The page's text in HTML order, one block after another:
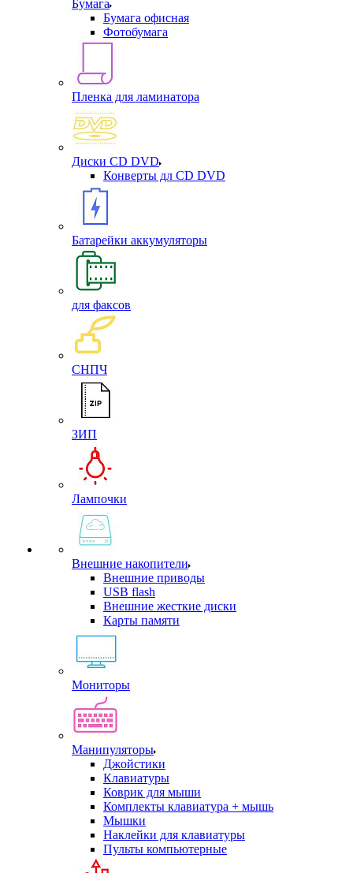
Бумага
Бумага офисная
Фотобумага
Пленка для ламинатора
Диски CD DVD
Конверты дл CD DVD
Батарейки аккумуляторы
для факсов
СНПЧ
ЗИП
Лампочки
Внешние накопители
Внешние приводы
USB flash
Внешние жесткие диски
Карты памяти
Мониторы
Манипуляторы
Джойстики
Клавиатуры
Коврик для мыши
Комплекты клавиатура + мышь
Мышки
Наклейки для клавиатуры
Пульты компьютерные